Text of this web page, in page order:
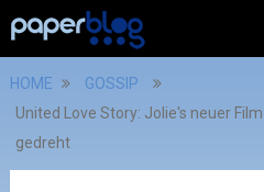
HOME
GOSSIP
United Love Story: Jolie's neuer
gedreht